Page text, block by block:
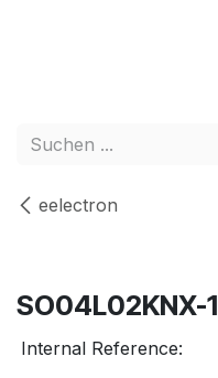
eelectron
SO04L02KNX-1
Internal Reference: